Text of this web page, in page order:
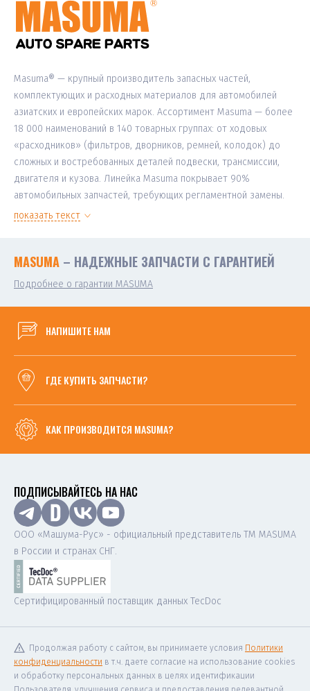
Masuma® — крупный производитель запасных частей,
комплектующих и расходных материалов для автомобилей
азиатских и европейских марок. Ассортимент Masuma — более
18 000 наименований в 140 товарных группах: от ходовых
«расходников» (фильтров, дворников, ремней, колодок) до
сложных и востребованных деталей подвески, трансмиссии,
двигателя и кузова. Линейка Masuma покрывает 90%
автомобильных запчастей, требующих регламентной замены.
показать текст
MASUMA – НАДЕЖНЫЕ ЗАПЧАСТИ С ГАРАНТИЕЙ
Подробнее о гарантии MASUMA
КАК ПРОИЗВОДИТСЯ MASUMA?
ГДЕ КУПИТЬ ЗАПЧАСТИ?
НАПИШИТЕ НАМ
ПОДПИСЫВАЙТЕСЬ НА НАС
ООО «Машума-Рус» - официальный представитель ТМ MASUMA
в России и странах СНГ.
Сертифицированный поставщик данных TecDoc
Продолжая работу с сайтом, вы принимаете условия Политики
конфиденциальности в т.ч. даете согласие на использование cookies
и обработку персональных данных в целях идентификации